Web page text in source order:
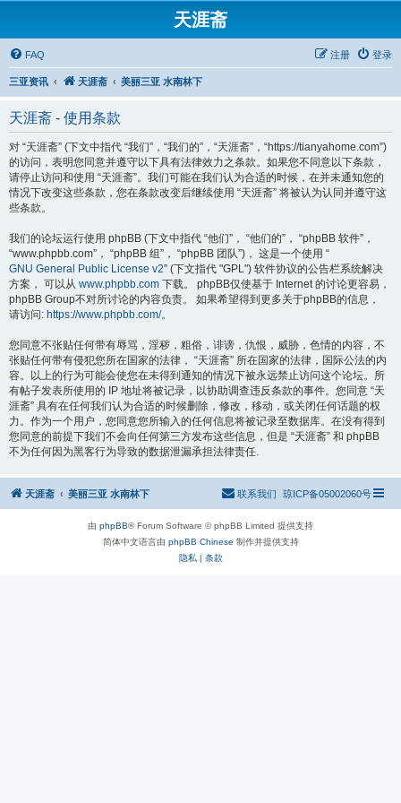
天涯斋
FAQ 登录
注册
三亚资讯 天涯斋 美丽三亚 水南林下
天涯斋 - 使用条款
对 “天涯斋” (下文中指代 “我们”，“我们的”，“天涯斋”，“https://tianyahome.com”)
的访问，表明您同意并遵守以下具有法律效力之条款。如果您不同意以下条款，
请停止访问和使用 “天涯斋”。我们可能在我们认为合适的时候，在并未通知您的
情况下改变这些条款，您在条款改变后继续使用 “天涯斋” 将被认为认同并遵守这
些条款。
我们的论坛运行使用 phpBB (下文中指代 “他们”， “他们的”， “phpBB 软件”，
“www.phpbb.com”， “phpBB 组”， “phpBB 团队”)， 这是一个使用 “
GNU General Public License v2” (下文指代 "GPL") 软件协议的公告栏系统解决
方案， 可以从 www.phpbb.com 下载。 phpBB仅使基于 Internet 的讨论更容易，
phpBB Group不对所讨论的内容负责。 如果希望得到更多关于phpBB的信息，
请访问: https://www.phpbb.com/。
您同意不张贴任何带有辱骂，淫秽，粗俗，诽谤，仇恨，威胁，色情的内容，不
张贴任何带有侵犯您所在国家的法律， “天涯斋” 所在国家的法律，国际公法的内
容。以上的行为可能会使您在未得到通知的情况下被永远禁止访问这个论坛。所
有帖子发表所使用的 IP 地址将被记录，以协助调查违反条款的事件。您同意 “天
涯斋” 具有在任何我们认为合适的时候删除，修改，移动，或关闭任何话题的权
力。作为一个用户，您同意您所输入的任何信息将被记录至数据库。在没有得到
您同意的前提下我们不会向任何第三方发布这些信息，但是 “天涯斋” 和 phpBB
不为任何因为黑客行为导致的数据泄漏承担法律责任.
天涯斋 美丽三亚 水南林下 琼ICP备05002060号
联系我们
由 phpBB® Forum Software © phpBB Limited 提供支持
简体中文语言由 phpBB Chinese 制作并提供支持
隐私 | 条款